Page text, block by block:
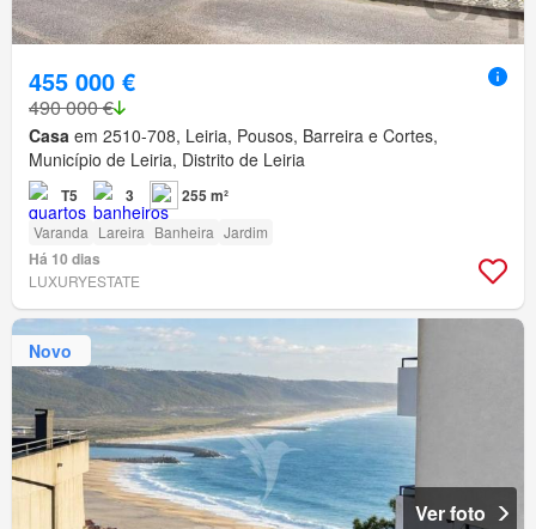
455 000 €
490 000 €
Casa em 2510-708, Leiria, Pousos, Barreira e Cortes,
Município de Leiria, Distrito de Leiria
T5 3 255 m²
Varanda Lareira Banheira Jardim
Há 10 dias
LUXURYESTATE
Novo
Ver foto